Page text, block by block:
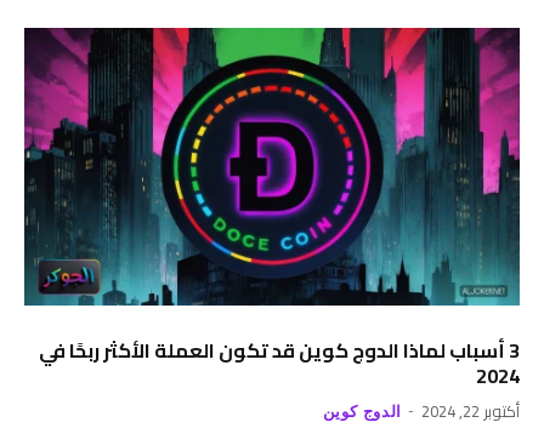
3 أسباب لماذا الدوج كوين قد تكون العملة الأكثر ربحًا في
2024
أكتوبر 22, 2024 الدوج كوين